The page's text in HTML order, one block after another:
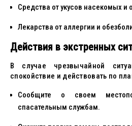
Средства от укусов насекомых и
Лекарства от аллергии и
Действия в экстренных
В случае чрезвычайной
спокойствие и действовать по
Сообщите о своем
спасательным службам.